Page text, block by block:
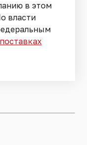
в этом
власти